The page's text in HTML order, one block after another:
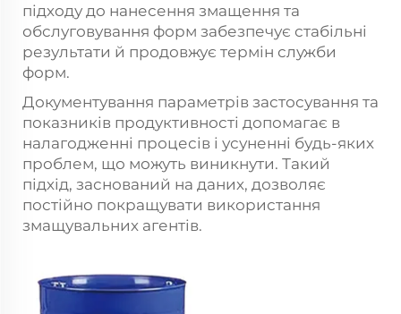
підходу до нанесення змащення та
обслуговування форм забезпечує стабільні
результати й продовжує термін служби
форм.
Документування параметрів застосування та
показників продуктивності допомагає в
налагодженні процесів і усуненні будь-яких
проблем, що можуть виникнути. Такий
підхід, заснований на даних, дозволяє
постійно покращувати використання
змащувальних агентів.